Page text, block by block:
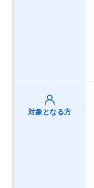
対象となる方